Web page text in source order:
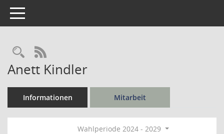
Toggle navigation
Rechercheauswahl
RSS-Feed
Anett Kindler
Informationen Mitarbeit
Wahlperiode 2024 - 2029